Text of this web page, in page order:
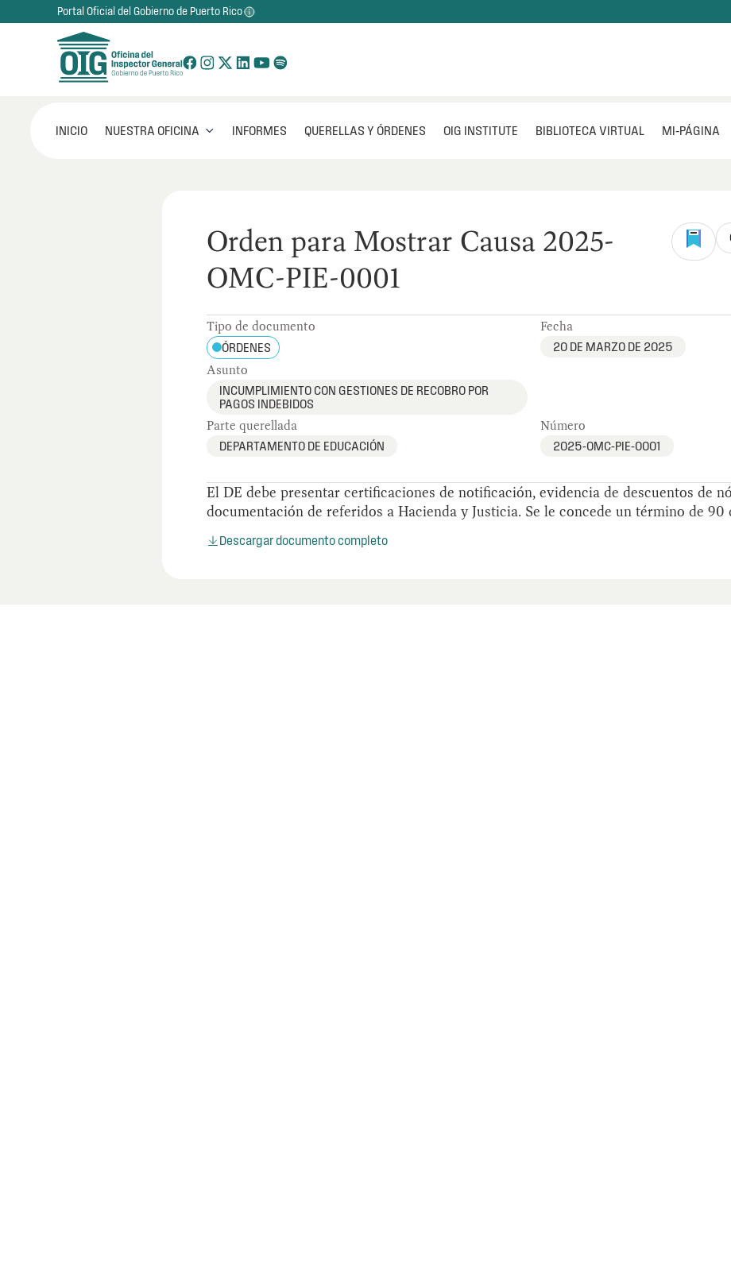
Portal Oficial del Gobierno de Puerto Rico
INICIO NUESTRA OFICINA  INFORMES QUERELLAS Y ÓRDENES OIG INSTITUTE BIBLIOTECA VIRTUAL MI‑PÁGINA
Orden para Mostrar Causa 2025-
OMC-PIE-0001
Tipo de documento
ÓRDENES
Fecha
20 DE MARZO DE 2025
Asunto
INCUMPLIMIENTO CON GESTIONES DE RECOBRO POR
PAGOS INDEBIDOS
Parte querellada
DEPARTAMENTO DE EDUCACIÓN
Número
2025-OMC-PIE-0001
El DE debe presentar certificaciones de notificación, evidencia de descuentos de
documentación de referidos a Hacienda y Justicia. Se le concede un término de 90
Descargar documento completo